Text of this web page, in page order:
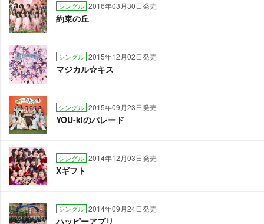
シングル 2016年03月30日発売
約束の丘
シングル 2015年12月02日発売
マジカル☆キス
シングル 2015年09月23日発売
YOU-kIのパレード
シングル 2014年12月03日発売
Xギフト
シングル 2014年09月24日発売
ハッピーアプリ